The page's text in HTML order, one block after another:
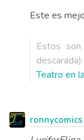
Este es
Estos
Teatro en
ronnycomics